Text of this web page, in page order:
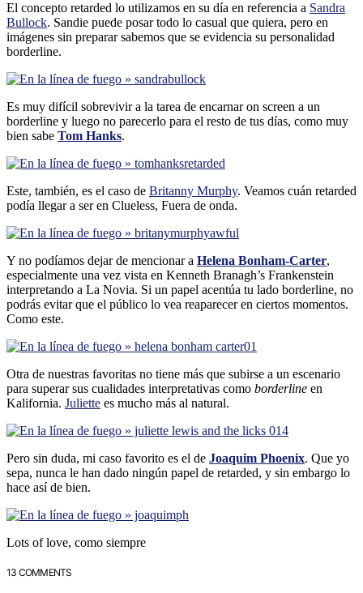
El concepto retarded lo utilizamos en su dí­a en referencia a Sandra
Bullock. Sandie puede posar todo lo casual que quiera, pero en
imágenes sin preparar sabemos que se evidencia su personalidad
borderline.
Es muy difí­cil sobrevivir a la tarea de encarnar on screen a un
borderline y luego no parecerlo para el resto de tus dí­as, como muy
bien sabe Tom Hanks.
Este, también, es el caso de Britanny Murphy. Veamos cuán retarded
podí­a llegar a ser en Clueless, Fuera de onda.
Y no podí­amos dejar de mencionar a Helena Bonham-Carter,
especialmente una vez vista en Kenneth Branagh’s Frankenstein
interpretando a La Novia. Si un papel acentúa tu lado borderline, no
podrás evitar que el público lo vea reaparecer en ciertos momentos.
Como este.
Otra de nuestras favoritas no tiene más que subirse a un escenario
para superar sus cualidades interpretativas como borderline en
Kalifornia. Juliette es mucho más al natural.
Pero sin duda, mi caso favorito es el de Joaquim Phoenix. Que yo
sepa, nunca le han dado ningún papel de retarded, y sin embargo lo
hace así­ de bien.
Lots of love, como siempre
13 COMMENTS